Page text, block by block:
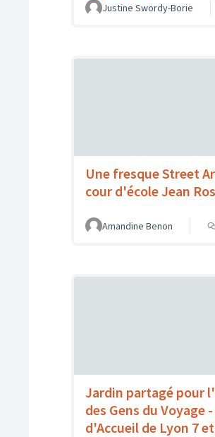
Justine Swordy-Borie
Une fresque Street
cour d'école Jean
Amandine Benon
Jardin partagé pour
des Gens du Voyage
d'Accueil de Lyon 7